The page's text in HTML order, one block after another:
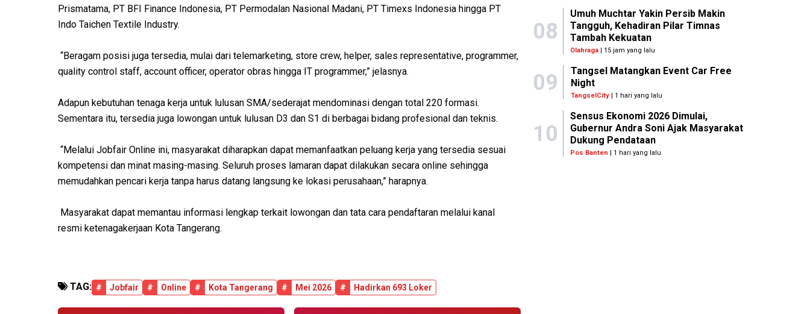
Prismatama, PT BFI Finance Indonesia, PT Permodalan Nasional Madani, PT Timexs Indonesia hingga PT
Indo Taichen Textile Industry.
“Beragam posisi juga tersedia, mulai dari telemarketing, store crew, helper, sales representative, programmer,
quality control staff, account officer, operator obras hingga IT programmer,” jelasnya.
Adapun kebutuhan tenaga kerja untuk lulusan SMA/sederajat mendominasi dengan total 220 formasi.
Sementara itu, tersedia juga lowongan untuk lulusan D3 dan S1 di berbagai bidang profesional dan teknis.
“Melalui Jobfair Online ini, masyarakat diharapkan dapat memanfaatkan peluang kerja yang tersedia sesuai
kompetensi dan minat masing-masing. Seluruh proses lamaran dapat dilakukan secara online sehingga
memudahkan pencari kerja tanpa harus datang langsung ke lokasi perusahaan,” harapnya.
Masyarakat dapat memantau informasi lengkap terkait lowongan dan tata cara pendaftaran melalui kanal
resmi ketenagakerjaan Kota Tangerang.
TAG: # Jobfair # Online # Kota Tangerang # Mei 2026 # Hadirkan 693 Loker
08
Umuh Muchtar Yakin Persib Makin
Tangguh, Kehadiran Pilar Timnas
Tambah Kekuatan
Olahraga | 15 jam yang lalu
09
Tangsel Matangkan Event Car Free
Night
TangselCity| 1 hari yang lalu
10
Sensus Ekonomi 2026 Dimulai,
Gubernur Andra Soni Ajak Masyarakat
Dukung Pendataan
Pos Banten | 1 hari yang lalu